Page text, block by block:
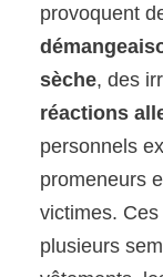
provoquent
sèche, des
réactions
personnels
promeneurs
victimes.
plusieurs